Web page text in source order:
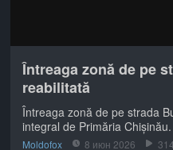
Întreaga zonă de pe
reabilitată
Întreaga zonă de pe strada
integral de Primăria Chișinău.
Moldofox 8 июн 2026